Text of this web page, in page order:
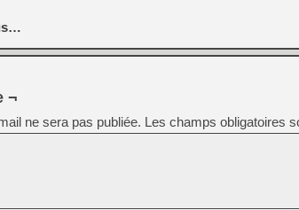
¬
ne sera pas publiée. Les champs obligatoires